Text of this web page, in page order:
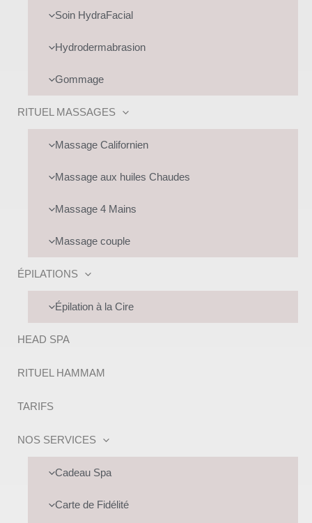
Soin HydraFacial
Hydrodermabrasion
Gommage
RITUEL MASSAGES
Massage Californien
Massage aux huiles Chaudes
Massage 4 Mains
Massage couple
ÉPILATIONS
Épilation à la Cire
HEAD SPA
RITUEL HAMMAM
TARIFS
NOS SERVICES
Cadeau Spa
Carte de Fidélité